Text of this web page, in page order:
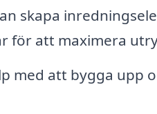
skapa
för att maximera
med att bygga upp